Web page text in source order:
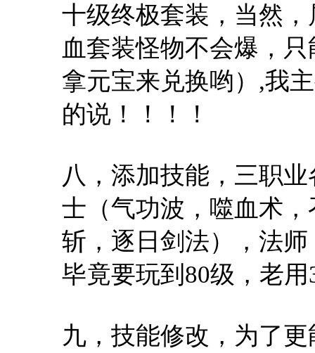
十级终极套装，当然
血套装怪物不会爆，
拿元宝来兑换哟）,我
的说！！！！
八，添加技能，三职
士（气功波，噬血术
斩，逐日剑法），法
毕竟要玩到80级，老
九，技能修改，为了